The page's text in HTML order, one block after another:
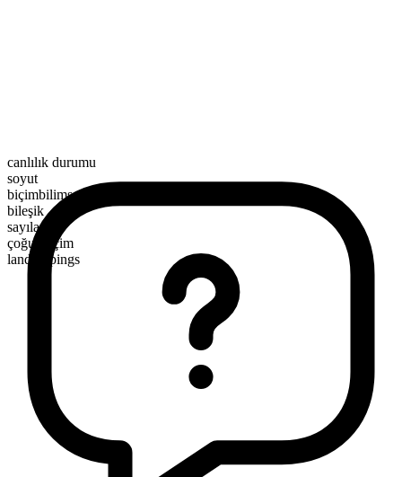
canlılık durumu
soyut
biçimbilimsel yapı
bileşik
sayılamaz
çoğul biçim
landscapings